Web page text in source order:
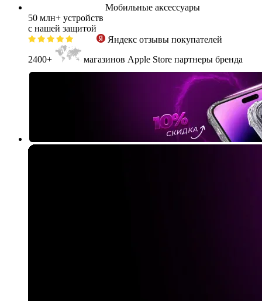
Мобильные аксессуары
50 млн+ устройств
с нашей защитой
Яндекс отзывы покупателей
2400+
магазинов Apple Store партнеры бренда